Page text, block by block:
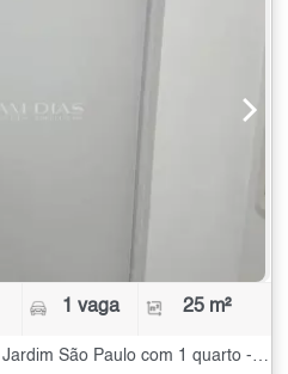
1 vaga 25 m²
Apartamento para Alugar no Jardim São Paulo com 1 quarto - 25 m²